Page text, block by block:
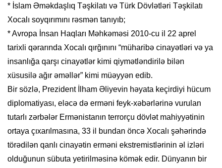
* İslam Əməkdaşlıq Təşkilatı və Türk Dövlətləri Təşkilatı
Xocalı soyqırımını rəsmən tanıyıb;
* Avropa İnsan Haqları Məhkəməsi 2010-cu il 22 aprel
tarixli qərarında Xocalı qırğınını “müharibə cinayətləri və ya
insanlığa qarşı cinayətlər kimi qiymətləndirilə bilən
xüsusilə ağır əməllər” kimi müəyyən edib.
Bir sözlə, Prezident İlham Əliyevin həyata keçirdiyi hücum
diplomatiyası, eləcə də erməni feyk-xəbərlərinə vurulan
tutarlı zərbələr Ermənistanın terrorçu dövlət mahiyyətinin
ortaya çıxarılmasına, 33 il bundan öncə Xocalı şəhərində
törədilən qanlı cinayətin erməni ekstremistlərinin əl izləri
olduğunun sübuta yetirilməsinə kömək edir. Dünyanın bir